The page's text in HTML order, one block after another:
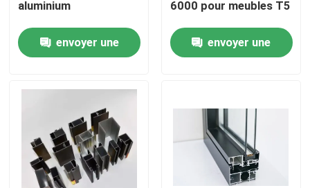
A propos de nous
Visite d'usine
Contrôle de la qualité
Contact
aluminium
envoyer une
6000 pour meubles T5
envoyer une